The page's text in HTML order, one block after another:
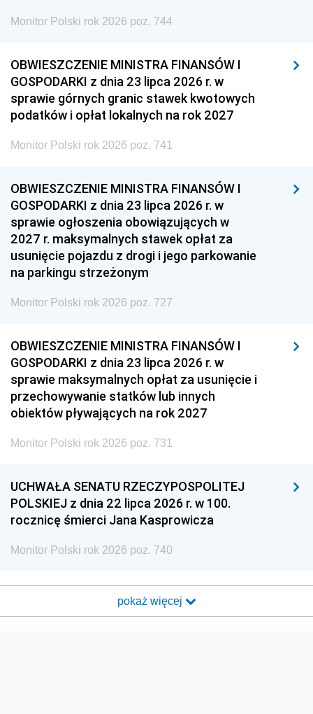
Monitor Polski rok 2026 poz. 744
OBWIESZCZENIE MINISTRA FINANSÓW I
GOSPODARKI z dnia 23 lipca 2026 r. w
sprawie górnych granic stawek kwotowych
podatków i opłat lokalnych na rok 2027
Monitor Polski rok 2026 poz. 741
OBWIESZCZENIE MINISTRA FINANSÓW I
GOSPODARKI z dnia 23 lipca 2026 r. w
sprawie ogłoszenia obowiązujących w
2027 r. maksymalnych stawek opłat za
usunięcie pojazdu z drogi i jego parkowanie
na parkingu strzeżonym
Monitor Polski rok 2026 poz. 727
OBWIESZCZENIE MINISTRA FINANSÓW I
GOSPODARKI z dnia 23 lipca 2026 r. w
sprawie maksymalnych opłat za usunięcie i
przechowywanie statków lub innych
obiektów pływających na rok 2027
Monitor Polski rok 2026 poz. 731
UCHWAŁA SENATU RZECZYPOSPOLITEJ
POLSKIEJ z dnia 22 lipca 2026 r. w 100.
rocznicę śmierci Jana Kasprowicza
Monitor Polski rok 2026 poz. 740
pokaż więcej